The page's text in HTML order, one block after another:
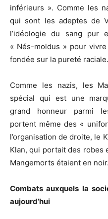
inférieurs ». Comme les
qui sont les adeptes de
l’idéologie du sang pur
« Nés-moldus » pour
fondée sur la pureté raciale.
Comme les nazis, les
spécial qui est une
grand honneur parmi
portent même des «
l’organisation de droite, le
Klan, qui portait des robes
Mangemorts étaient en noir.
Combats auxquels la
aujourd’hui